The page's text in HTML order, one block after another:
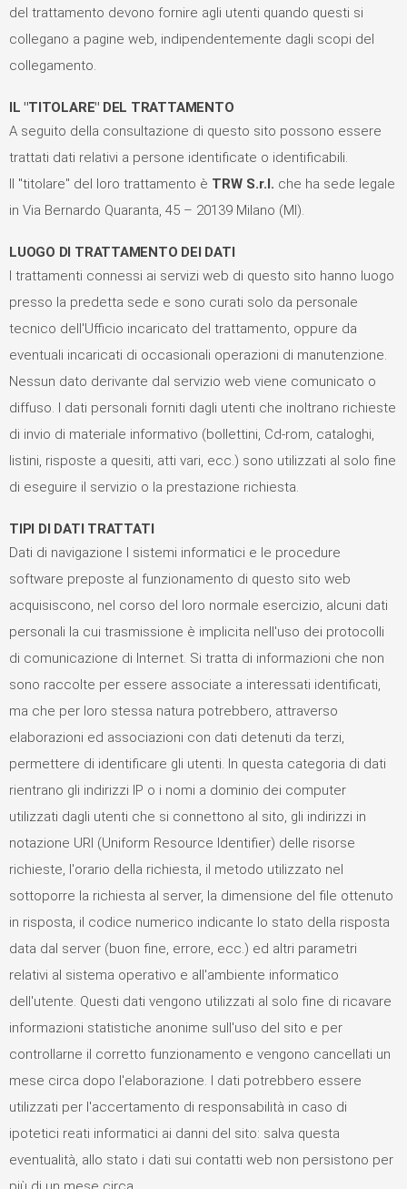
del trattamento devono fornire agli utenti quando questi si
collegano a pagine web, indipendentemente dagli scopi del
collegamento.
IL "TITOLARE" DEL TRATTAMENTO
A seguito della consultazione di questo sito possono essere
trattati dati relativi a persone identificate o identificabili.
Il "titolare" del loro trattamento è TRW S.r.l. che ha sede legale
in Via Bernardo Quaranta, 45 – 20139 Milano (MI).
LUOGO DI TRATTAMENTO DEI DATI
I trattamenti connessi ai servizi web di questo sito hanno luogo
presso la predetta sede e sono curati solo da personale
tecnico dell'Ufficio incaricato del trattamento, oppure da
eventuali incaricati di occasionali operazioni di manutenzione.
Nessun dato derivante dal servizio web viene comunicato o
diffuso. I dati personali forniti dagli utenti che inoltrano richieste
di invio di materiale informativo (bollettini, Cd-rom, cataloghi,
listini, risposte a quesiti, atti vari, ecc.) sono utilizzati al solo fine
di eseguire il servizio o la prestazione richiesta.
TIPI DI DATI TRATTATI
Dati di navigazione I sistemi informatici e le procedure
software preposte al funzionamento di questo sito web
acquisiscono, nel corso del loro normale esercizio, alcuni dati
personali la cui trasmissione è implicita nell'uso dei protocolli
di comunicazione di Internet. Si tratta di informazioni che non
sono raccolte per essere associate a interessati identificati,
ma che per loro stessa natura potrebbero, attraverso
elaborazioni ed associazioni con dati detenuti da terzi,
permettere di identificare gli utenti. In questa categoria di dati
rientrano gli indirizzi IP o i nomi a dominio dei computer
utilizzati dagli utenti che si connettono al sito, gli indirizzi in
notazione URI (Uniform Resource Identifier) delle risorse
richieste, l'orario della richiesta, il metodo utilizzato nel
sottoporre la richiesta al server, la dimensione del file ottenuto
in risposta, il codice numerico indicante lo stato della risposta
data dal server (buon fine, errore, ecc.) ed altri parametri
relativi al sistema operativo e all'ambiente informatico
dell'utente. Questi dati vengono utilizzati al solo fine di ricavare
informazioni statistiche anonime sull'uso del sito e per
controllarne il corretto funzionamento e vengono cancellati un
mese circa dopo l'elaborazione. I dati potrebbero essere
utilizzati per l'accertamento di responsabilità in caso di
ipotetici reati informatici ai danni del sito: salva questa
eventualità, allo stato i dati sui contatti web non persistono per